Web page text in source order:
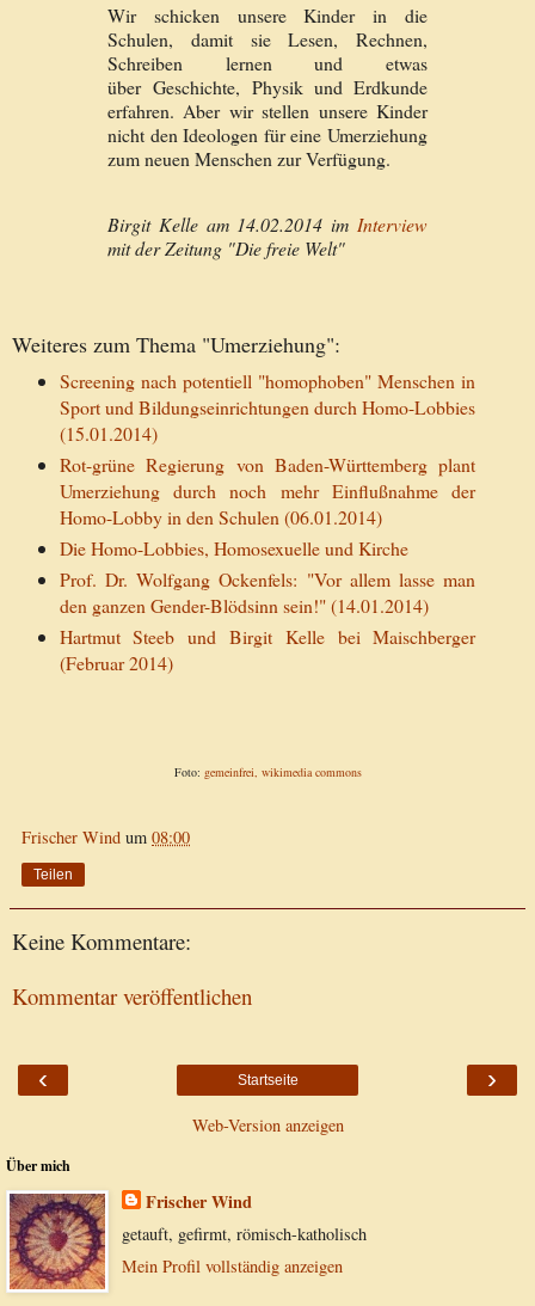
Wir schicken unsere Kinder in die
Schulen, damit sie Lesen, Rechnen,
Schreiben lernen und etwas
über Geschichte, Physik und Erdkunde
erfahren. Aber wir stellen unsere Kinder
nicht den Ideologen für eine Umerziehung
zum neuen Menschen zur Verfügung.
Birgit Kelle am 14.02.2014 im Interview
mit der Zeitung "Die freie Welt"
Weiteres zum Thema "Umerziehung":
Screening nach potentiell "homophoben" Menschen in
Sport und Bildungseinrichtungen durch Homo-Lobbies
(15.01.2014)
Rot-grüne Regierung von Baden-Württemberg plant
Umerziehung durch noch mehr Einflußnahme der
Homo-Lobby in den Schulen (06.01.2014)
Die Homo-Lobbies, Homosexuelle und Kirche
Prof. Dr. Wolfgang Ockenfels: "Vor allem lasse man
den ganzen Gender-Blödsinn sein!" (14.01.2014)
Hartmut Steeb und Birgit Kelle bei Maischberger
(Februar 2014)
Foto: gemeinfrei, wikimedia commons
Frischer Wind um 08:00
Teilen
Keine Kommentare:
Kommentar veröffentlichen
‹ ›
Startseite
Web-Version anzeigen
Über mich
Frischer Wind
getauft, gefirmt, römisch-katholisch
Mein Profil vollständig anzeigen